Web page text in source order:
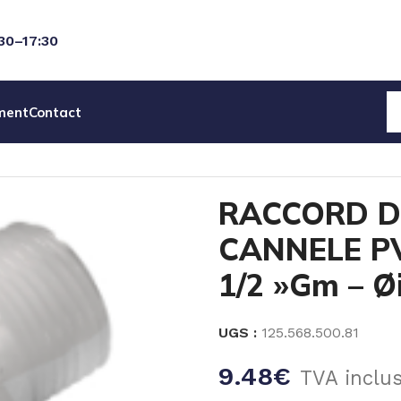
Contact
DROIT MALE CANNELE PVDF- FILETE 1/2 »Gm – Øint
RACCORD
CANNELE
1/2 »Gm –
UGS : 125.568.500.81
9.48€ TVA